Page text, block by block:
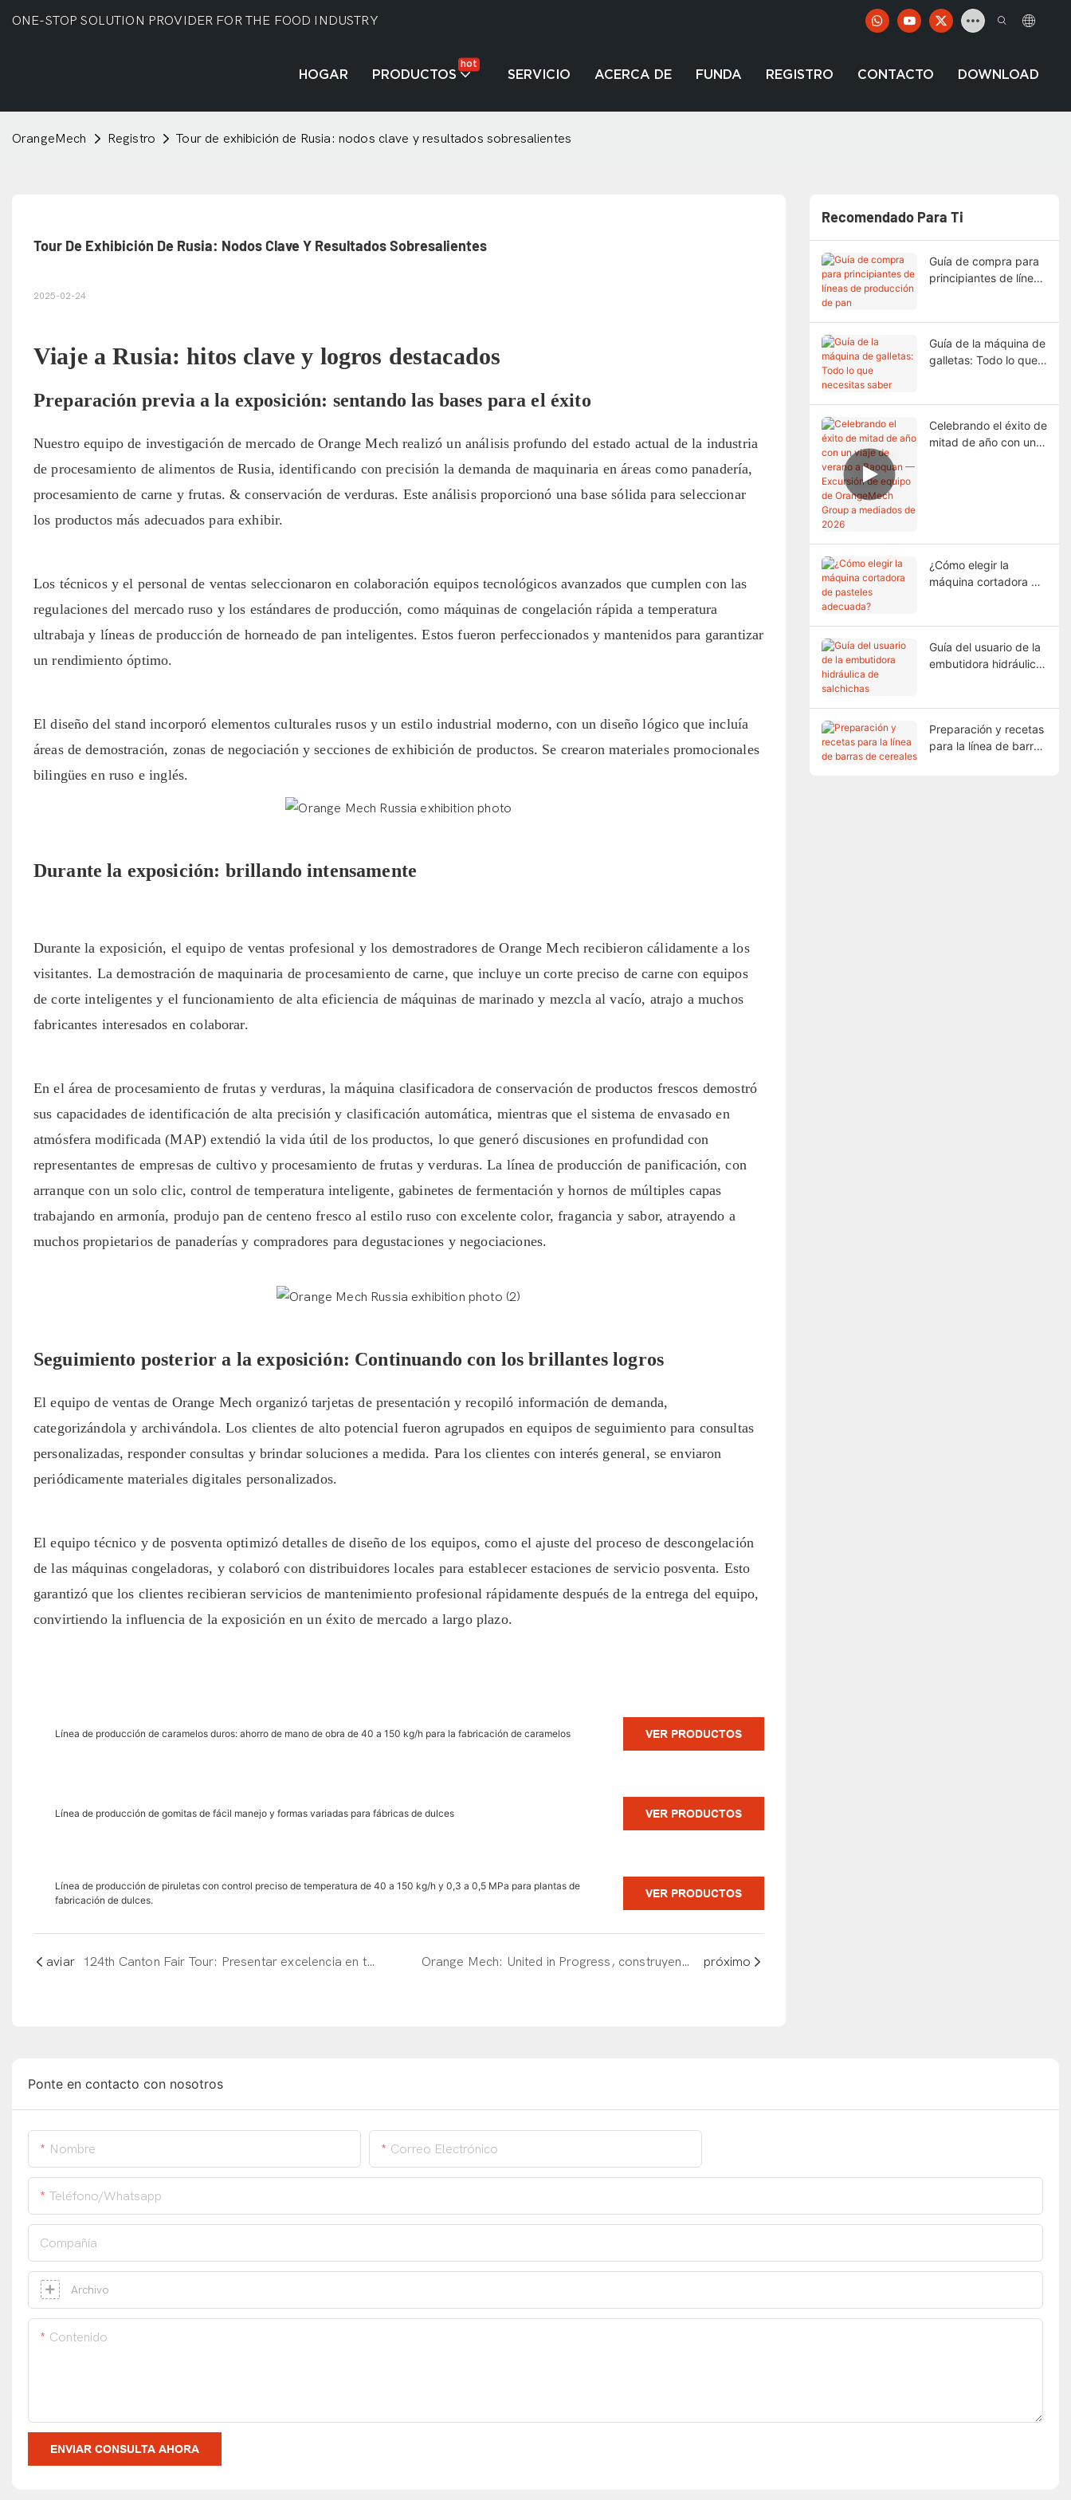
ONE-STOP SOLUTION PROVIDER FOR THE FOOD INDUSTRY
HOGAR PRODUCTOS
hot
SERVICIO ACERCA DE FUNDA REGISTRO CONTACTO DOWNLOAD
OrangeMech Registro Tour de exhibición de Rusia: nodos clave y resultados sobresalientes
Tour De Exhibición De Rusia: Nodos Clave Y Resultados Sobresalientes
2025-02-24
Viaje a Rusia: hitos clave y logros destacados
Preparación previa a la exposición: sentando las bases para el éxito
Nuestro equipo de investigación de mercado de Orange Mech realizó un análisis profundo del estado actual de la industria
de procesamiento de alimentos de Rusia, identificando con precisión la demanda de maquinaria en áreas como panadería,
procesamiento de carne y frutas. & conservación de verduras. Este análisis proporcionó una base sólida para seleccionar
los productos más adecuados para exhibir.
Los técnicos y el personal de ventas seleccionaron en colaboración equipos tecnológicos avanzados que cumplen con las
regulaciones del mercado ruso y los estándares de producción, como máquinas de congelación rápida a temperatura
ultrabaja y líneas de producción de horneado de pan inteligentes. Estos fueron perfeccionados y mantenidos para garantizar
un rendimiento óptimo.
El diseño del stand incorporó elementos culturales rusos y un estilo industrial moderno, con un diseño lógico que incluía
áreas de demostración, zonas de negociación y secciones de exhibición de productos. Se crearon materiales promocionales
bilingües en ruso e inglés.
Durante la exposición: brillando intensamente
Durante la exposición, el equipo de ventas profesional y los demostradores de Orange Mech recibieron cálidamente a los
visitantes. La demostración de maquinaria de procesamiento de carne, que incluye un corte preciso de carne con equipos
de corte inteligentes y el funcionamiento de alta eficiencia de máquinas de marinado y mezcla al vacío, atrajo a muchos
fabricantes interesados ​​en colaborar.
En el área de procesamiento de frutas y verduras, la máquina clasificadora de conservación de productos frescos demostró
sus capacidades de identificación de alta precisión y clasificación automática, mientras que el sistema de envasado en
atmósfera modificada (MAP) extendió la vida útil de los productos, lo que generó discusiones en profundidad con
representantes de empresas de cultivo y procesamiento de frutas y verduras. La línea de producción de panificación, con
arranque con un solo clic, control de temperatura inteligente, gabinetes de fermentación y hornos de múltiples capas
trabajando en armonía, produjo pan de centeno fresco al estilo ruso con excelente color, fragancia y sabor, atrayendo a
muchos propietarios de panaderías y compradores para degustaciones y negociaciones.
Seguimiento posterior a la exposición: Continuando con los brillantes logros
El equipo de ventas de Orange Mech organizó tarjetas de presentación y recopiló información de demanda,
categorizándola y archivándola. Los clientes de alto potencial fueron agrupados en equipos de seguimiento para consultas
personalizadas, responder consultas y brindar soluciones a medida. Para los clientes con interés general, se enviaron
periódicamente materiales digitales personalizados.
El equipo técnico y de posventa optimizó detalles de diseño de los equipos, como el ajuste del proceso de descongelación
de las máquinas congeladoras, y colaboró ​​con distribuidores locales para establecer estaciones de servicio posventa. Esto
garantizó que los clientes recibieran servicios de mantenimiento profesional rápidamente después de la entrega del equipo,
convirtiendo la influencia de la exposición en un éxito de mercado a largo plazo.
Línea de producción de caramelos duros: ahorro de mano de obra de 40 a 150 kg/h para la fabricación de caramelos VER PRODUCTOS
Línea de producción de gomitas de fácil manejo y formas variadas para fábricas de dulces VER PRODUCTOS
Línea de producción de piruletas con control preciso de temperatura de 40 a 150 kg/h y 0,3 a 0,5 MPa para plantas de
fabricación de dulces.
VER PRODUCTOS
aviar 124th Canton Fair Tour: Presentar excelencia en todos los aspectos Orange Mech: United in Progress, construyendo el sueño de la maquinaria de alimentos juntos próximo
Recomendado Para Ti
Guía de compra para
principiantes de líneas
Guía de la máquina de
galletas: Todo lo que
Celebrando el éxito de
mitad de año con un
¿Cómo elegir la
máquina cortadora de
Guía del usuario de la
embutidora hidráulica
Preparación y recetas
para la línea de barras
Ponte en contacto con nosotros
Nombre Correo Electrónico
Teléfono/whatsapp
Compañía
Archivo
Contenido
ENVIAR CONSULTA AHORA